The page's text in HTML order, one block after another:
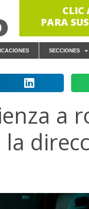
CLIC
PARA
SECCIONES
a
la